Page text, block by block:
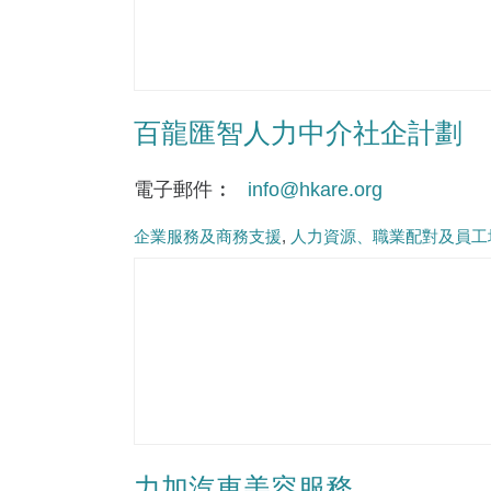
百龍匯智人力中介社企計劃
電子郵件 info@hkare.org
企業服務及商務支援 人力資源、職業配對及員